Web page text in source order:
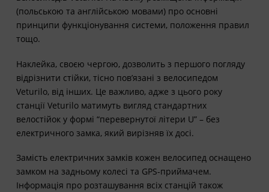
(польською та англійською мовами) про основні
принципи функціонування системи, положення правил
тощо.
Наклейка, своєю чергою, дозволить з першого погляду
відрізнити стійки, тісно пов’язані з велосипедом
Veturilo, від інших. Це важливо, адже з цього року
станції Veturilo матимуть вигляд стандартних
велостійок у формі “перевернутої літери U” – без
електричного замка, який вирізняв їх досі.
Замість електричних замків кожен велосипед оснащено
замком на задньому колесі та GPS-приймачем.
Інформація про розташування всіх станцій також